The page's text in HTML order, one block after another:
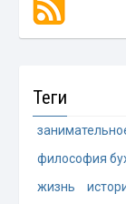
Теги
философия
жизнь